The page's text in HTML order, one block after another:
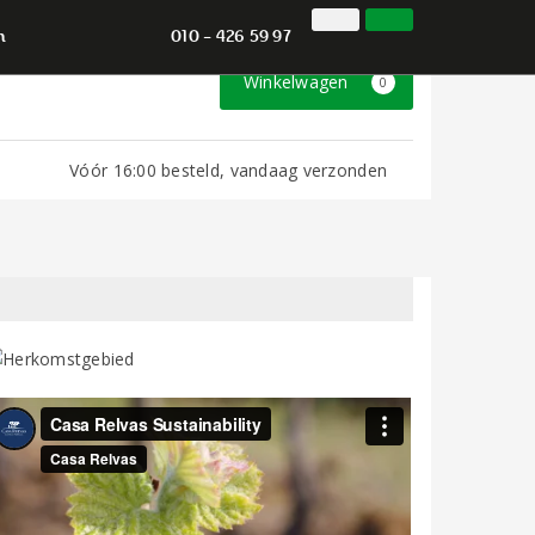
010 - 426 59 97 Inloggen Klantenservice
Winkelwagen 0
Vóór 16:00 besteld, vandaag verzonden
010 - 426 59 97